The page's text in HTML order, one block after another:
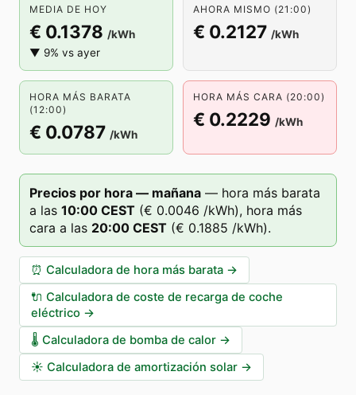
MEDIA DE HOY
€ 0.1378 /kWh
▼ 9% vs ayer
AHORA MISMO (21:00)
€ 0.2127 /kWh
HORA MÁS BARATA
(12:00)
€ 0.0787 /kWh
HORA MÁS CARA (20:00)
€ 0.2229 /kWh
Precios por hora — mañana — hora más barata
a las 10:00 CEST (€ 0.0046 /kWh), hora más
cara a las 20:00 CEST (€ 0.1885 /kWh).
⏰ Calculadora de hora más barata →
🔌 Calculadora de coste de recarga de coche
eléctrico →
🌡️ Calculadora de bomba de calor →
☀️ Calculadora de amortización solar →